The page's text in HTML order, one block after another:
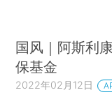
国风｜阿斯利
保基金
2022年02月12日